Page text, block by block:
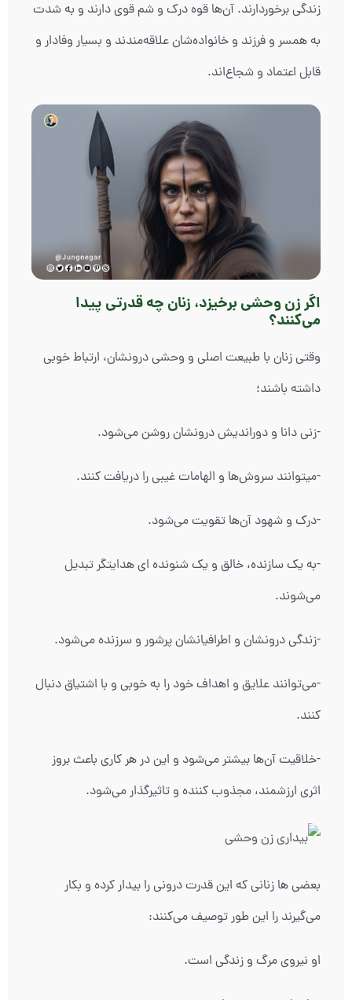
زندگی برخوردارند. آن‌ها قوه درک و شم قوی دارند و به شدت
به همسر و فرزند و خانواده‌شان علاقه‌مندند و بسیار وفادار و
قابل اعتماد و شجاع‌اند.
اگر زن وحشی برخیزد، زنان چه قدرتی پیدا
می‌کنند؟
وقتی زنان با طبیعت اصلی و وحشی درونشان، ارتباط خوبی
داشته باشند؛
-زنی دانا و دوراندیش درونشان روشن می‌شود.
-میتوانند سروش‌ها و الهامات غیبی را دریافت کنند.
-درک و شهود آن‌ها تقویت می‌شود.
-به یک سازنده، خالق و یک شنونده ای هدایتگر تبدیل
می‌شوند.
-زندگی درونشان و اطرافیانشان پرشور و سرزنده می‌شود.
-می‌توانند علایق و اهداف خود را به خوبی و با اشتیاق دنبال
کنند.
-خلاقیت آن‌ها بیشتر می‌شود و این در هر کاری باعث بروز
اثری ارزشمند، مجذوب کننده و تاثیرگذار می‌شود.
بعضی ها زنانی که این قدرت درونی را بیدار کرده و بکار
می‌گیرند را این طور توصیف می‌کنند:
او نیروی مرگ و زندگی است.